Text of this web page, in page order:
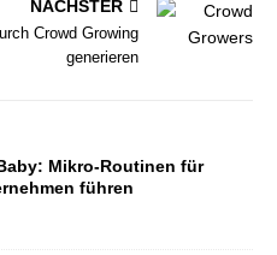
NÄCHSTER
Crowd Growing
generieren
Mikro-Routinen für
führen